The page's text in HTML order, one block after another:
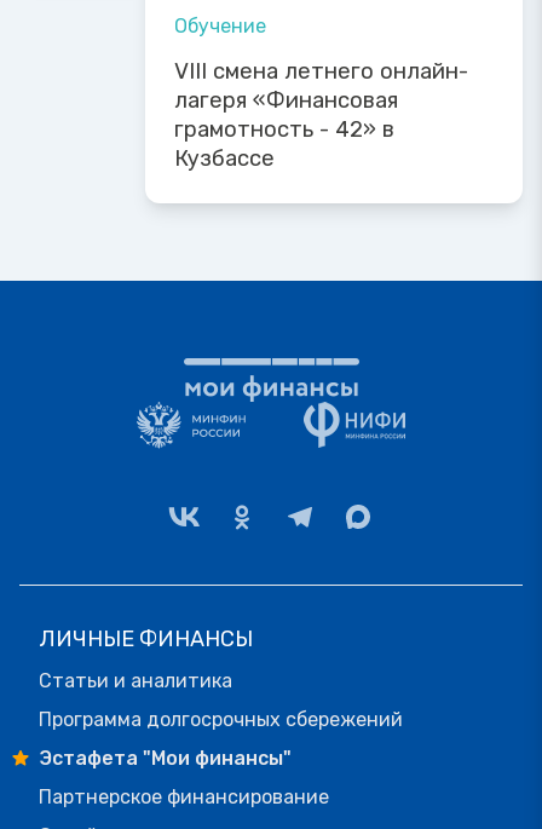
Обучение
VIII смена летнего онлайн-
лагеря «Финансовая
грамотность - 42» в
Кузбассе
ЛИЧНЫЕ ФИНАНСЫ
Статьи и аналитика
Программа долгосрочных сбережений
Эстафета "Мои финансы"
Партнерское финансирование